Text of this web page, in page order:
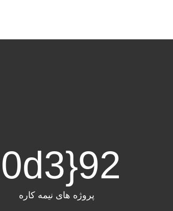
92
{a
0d3
پروژه های نیمه کاره